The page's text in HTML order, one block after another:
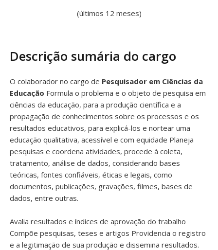
(últimos 12 meses)
Descrição sumária do cargo
O colaborador no cargo de Pesquisador em Ciências da
Educação Formula o problema e o objeto de pesquisa em
ciências da educação, para a produção científica e a
propagação de conhecimentos sobre os processos e os
resultados educativos, para explicá-los e nortear uma
educação qualitativa, acessível e com equidade Planeja
pesquisas e coordena atividades, procede à coleta,
tratamento, análise de dados, considerando bases
teóricas, fontes confiáveis, éticas e legais, como
documentos, publicações, gravações, filmes, bases de
dados, entre outras.
Avalia resultados e índices de aprovação do trabalho
Compõe pesquisas, teses e artigos Providencia o registro
e a legitimação de sua produção e dissemina resultados.